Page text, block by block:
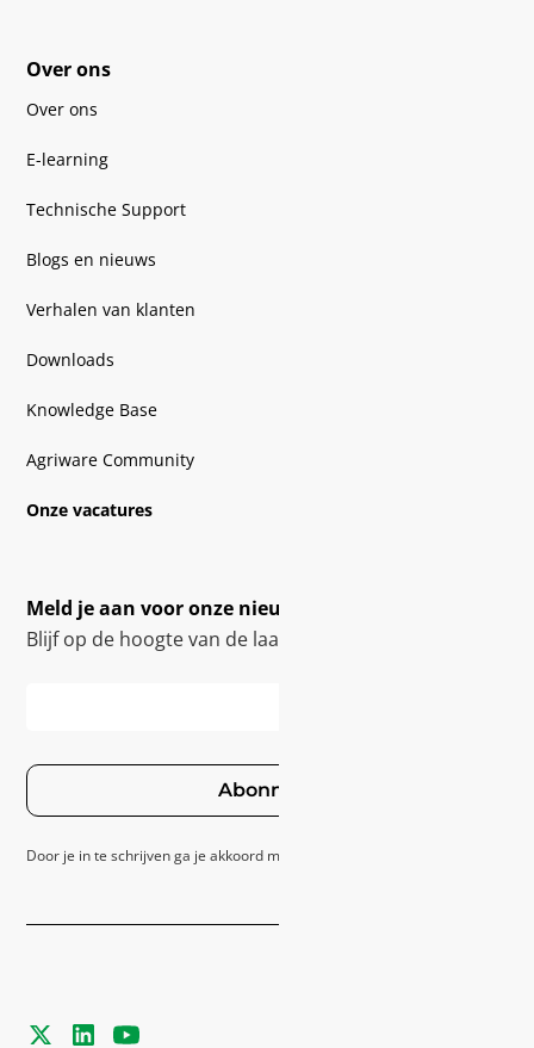
Over ons
Over ons
E-learning
Technische Support
Blogs en nieuws
Verhalen van klanten
Downloads
Knowledge Base
Agriware Community
Onze vacatures
Meld je aan voor onze nieuwsbrief
Blijf op de hoogte van de laatste innovaties
Abonneer
Door je in te schrijven ga je akkoord met ons